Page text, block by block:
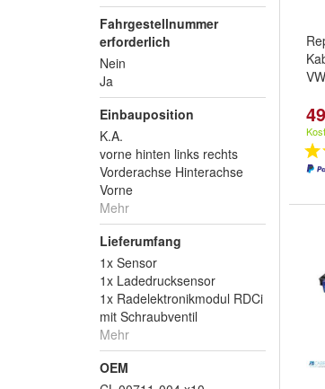
Fahrgestellnummer
erforderlich
Nein
Ja
Einbauposition
K.A.
vorne hinten links rechts
Vorderachse Hinterachse
Vorne
Mehr
Lieferumfang
1x Sensor
1x Ladedrucksensor
1x Radelektronikmodul RDCi
mit Schraubventil
Mehr
OEM